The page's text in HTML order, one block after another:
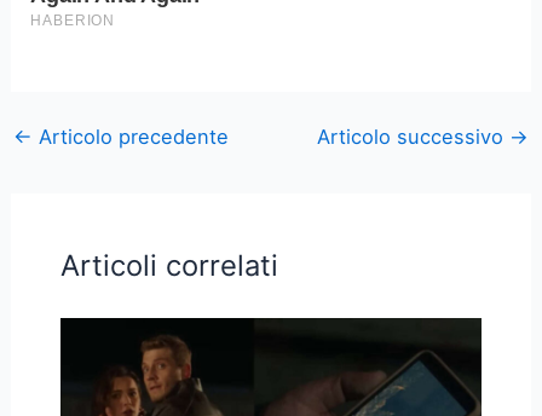
← Articolo precedente Articolo successivo →
Articoli correlati